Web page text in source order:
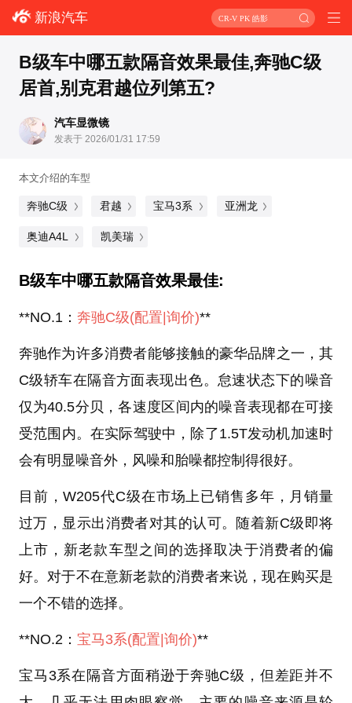
新浪汽车 CR-V PK 皓影
B级车中哪五款隔音效果最佳,奔驰C级
居首,别克君越位列第五?
汽车显微镜
发表于 2026/01/31 17:59
本文介绍的车型
奔驰C级 君越 宝马3系 亚洲龙
奥迪A4L 凯美瑞
B级车中哪五款隔音效果最佳:
**NO.1： 奔驰C级(配置|询价)**
奔驰作为许多消费者能够接触的豪华品牌之一，其
C级轿车在隔音方面表现出色。怠速状态下的噪音
仅为40.5分贝，各速度区间内的噪音表现都在可接
受范围内。在实际驾驶中，除了1.5T发动机加速时
会有明显噪音外，风噪和胎噪都控制得很好。
目前，W205代C级在市场上已销售多年，月销量
过万，显示出消费者对其的认可。随着新C级即将
上市，新老款车型之间的选择取决于消费者的偏
好。对于不在意新老款的消费者来说，现在购买是
一个不错的选择。
**NO.2： 宝马3系(配置|询价)**
宝马3系在隔音方面稍逊于奔驰C级，但差距并不